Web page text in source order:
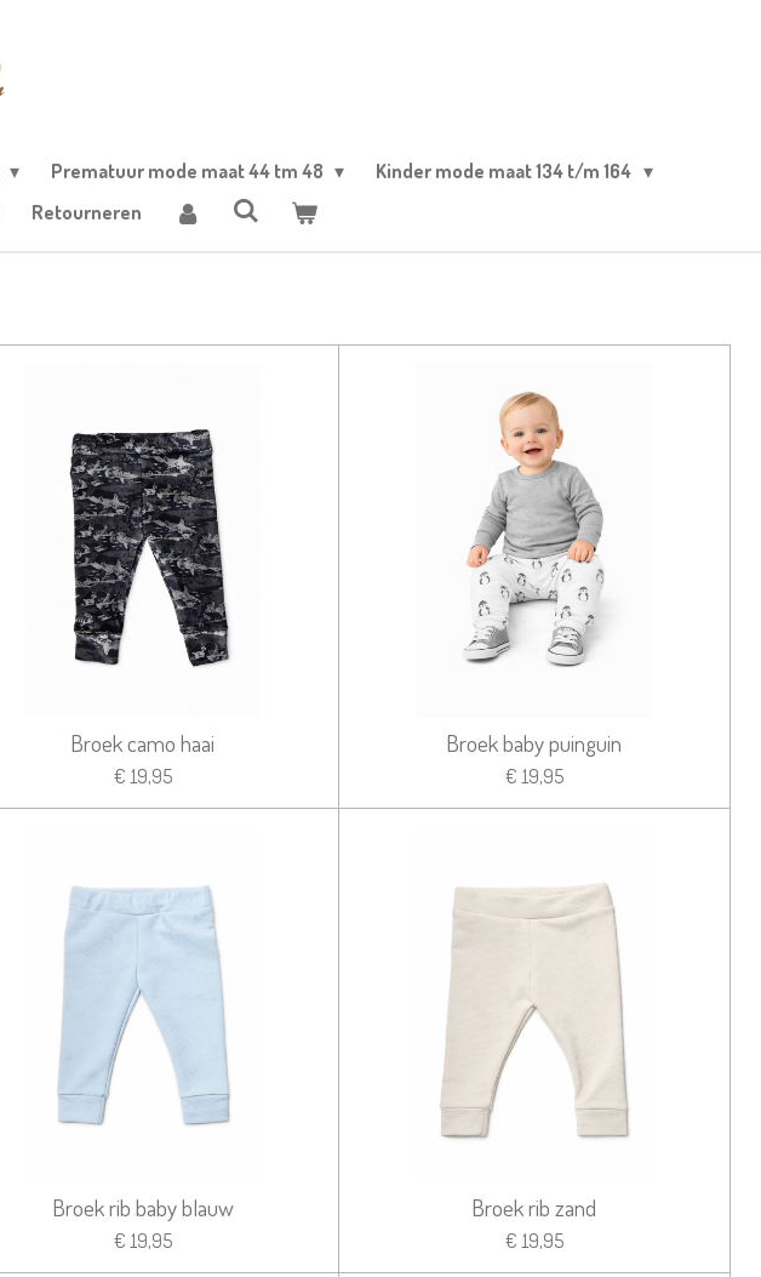
Prematuur mode maat 44 tm 48
Kinder mode maat 134 t/m 164
Retourneren
Broek camo haai
€ 19,95
Broek baby puinguin
€ 19,95
Broek rib baby blauw
€ 19,95
Broek rib zand
€ 19,95